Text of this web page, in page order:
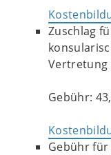
Zuschlag
Vertretung
Gebühr:
Gebühr für